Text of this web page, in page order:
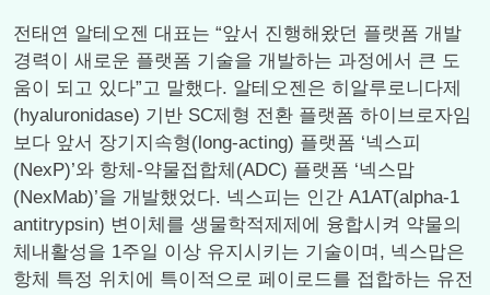
전태연 알테오젠 대표는 “앞서 진행해왔던 플랫폼 개발
경력이 새로운 플랫폼 기술을 개발하는 과정에서 큰 도
움이 되고 있다”고 말했다. 알테오젠은 히알루로니다제
(hyaluronidase) 기반 SC제형 전환 플랫폼 하이브로자임
보다 앞서 장기지속형(long-acting) 플랫폼 ‘넥스피
(NexP)’와 항체-약물접합체(ADC) 플랫폼 ‘넥스맙
(NexMab)’을 개발했었다. 넥스피는 인간 A1AT(alpha-1
antitrypsin) 변이체를 생물학적제제에 융합시켜 약물의
체내활성을 1주일 이상 유지시키는 기술이며, 넥스맙은
항체 특정 위치에 특이적으로 페이로드를 접합하는 유전